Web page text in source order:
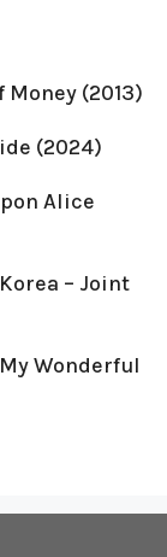
(2013)
(2024)
Alice
– Joint
Wonderful